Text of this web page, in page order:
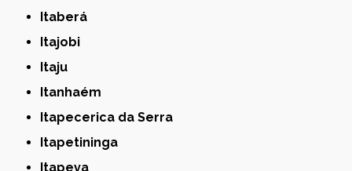
Itaberá
Itajobi
Itaju
Itanhaém
Itapecerica da Serra
Itapetininga
Itapeva